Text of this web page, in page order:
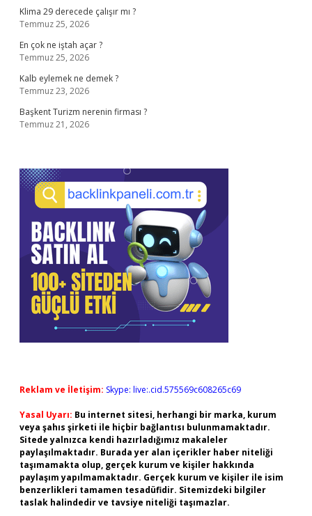
Klima 29 derecede çalışır mı ?
Temmuz 25, 2026
En çok ne iştah açar ?
Temmuz 25, 2026
Kalb eylemek ne demek ?
Temmuz 23, 2026
Başkent Turizm nerenin firması ?
Temmuz 21, 2026
Reklam ve İletişim: Skype: live:.cid.575569c608265c69
Yasal Uyarı: Bu internet sitesi, herhangi bir marka, kurum
veya şahıs şirketi ile hiçbir bağlantısı bulunmamaktadır.
Sitede yalnızca kendi hazırladığımız makaleler
paylaşılmaktadır. Burada yer alan içerikler haber niteliği
taşımamakta olup, gerçek kurum ve kişiler hakkında
paylaşım yapılmamaktadır. Gerçek kurum ve kişiler ile isim
benzerlikleri tamamen tesadüfidir. Sitemizdeki bilgiler
taslak halindedir ve tavsiye niteliği taşımazlar.